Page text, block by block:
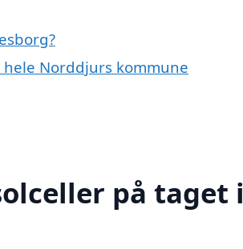
Norddjurs kommune
på taget i